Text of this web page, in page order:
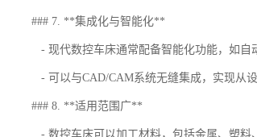
### 7. **集成化与智能化**
- 现代数控车床通常配备智能化功能，如自
- 可以与CAD/CAM系统无缝集成，实现从
### 8. **适用范围广**
- 数控车床可以加工材料，包括金属、塑料